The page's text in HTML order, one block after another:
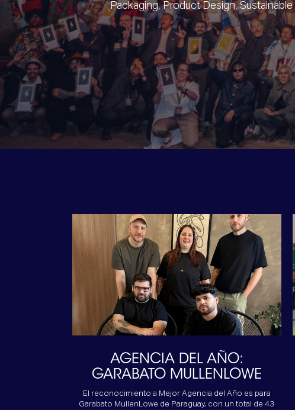
Packaging, Product Design,
AGENCIA DEL AÑO:
GARABATO MULLENLOWE
El reconocimiento a Mejor Agencia del Año es para
Garabato MullenLowe de Paraguay, con un total de 43